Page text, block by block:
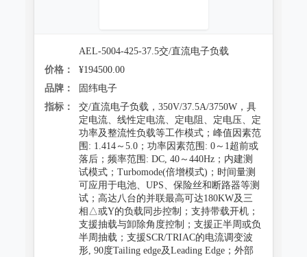
AEL-5004-425-37.5交/直流电子负载
价格：
¥194500.00
品牌：
固纬电子
指标：
交/直流电子负载，350V/37.5A/3750W，具
定电流、线性定电流、定电阻、定电压、定
功率及整流性负载等工作模式；峰值因素范
围: 1.414～5.0；功率因素范围: 0～1超前或
落后；频率范围: DC, 40～440Hz；内建测
试模式；Turbomode(倍增模式)；时间量测
可应用于电池、UPS、保险丝和断路器等测
试；高达八台的并联最高可达180KW及三
相△或Y的负载同步控制；支持带载开机；
支援抽载与卸除角度控制；支援正半周或负
半周抽载；支援SCR/TRIAC的电流调变波
形, 90度Tailing edge及Leading Edge；外部